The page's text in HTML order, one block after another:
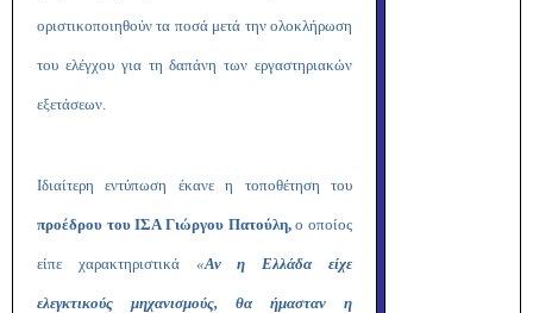
οριστικοποιηθούν τα ποσά μετά την ολοκλήρωση
του ελέγχου για τη δαπάνη των εργαστηριακών
εξετάσεων.
Ιδιαίτερη εντύπωση έκανε η τοποθέτηση του
προέδρου του ΙΣΑ Γιώργου Πατούλη,ο οποίος
είπε χαρακτηριστικά «Αν η Ελλάδα είχε
ελεγκτικούς μηχανισμούς, θα ήμασταν η